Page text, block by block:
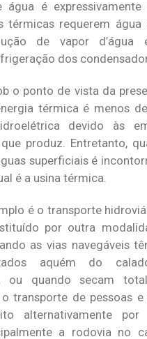
água é expressivamente
térmicas requerem água
de vapor d’água
dos
o ponto de vista da
térmica é menos
devido às
produz. Entretanto,
superficiais é
é a usina térmica.
é o transporte
por outra
as vias navegáveis
aquém do
ou quando secam
transporte de pessoas e
alternativamente por
a rodovia no